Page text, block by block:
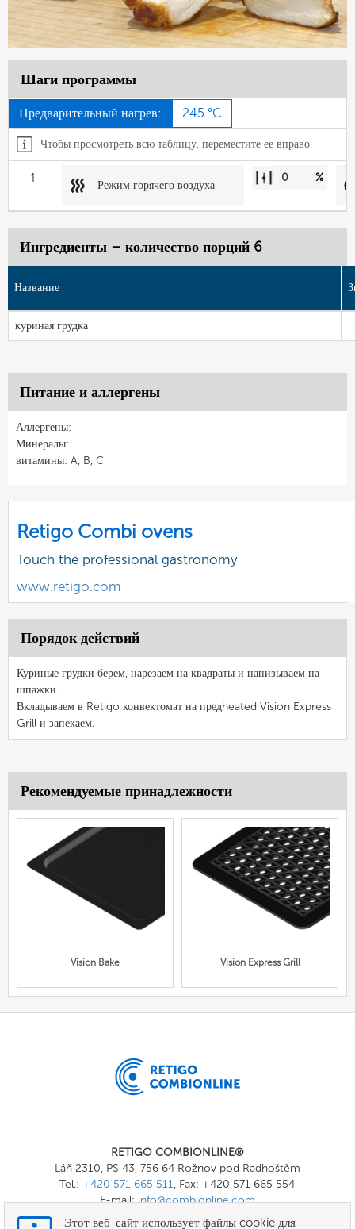
Шаги программы
Предварительный нагрев: 245 °C
Чтобы просмотреть всю таблицу, переместите ее вправо.
1 Режим горячего воздуха
0 %
Ингредиенты – количество порций 6
Название
куриная грудка
Питание и аллергены
Аллергены:
Минералы:
витамины: A, B, C
Retigo Combi ovens
Touch the professional gastronomy
www.retigo.com
Порядок действий
Куриные грудки берем, нарезаем на квадраты и нанизываем на
шпажки.
Вкладываем в Retigo конвектомат на предheated Vision Express
Grill и запекаем.
Рекомендуемые принадлежности
Vision Bake Vision Express Grill
RETIGO COMBIONLINE®
Láň 2310, PS 43, 756 64 Rožnov pod Radhoštěm
Tel.: +420 571 665 511, Fax: +420 571 665 554
E-mail:info@combionline.com
Этот веб-сайт использует файлы cookie для